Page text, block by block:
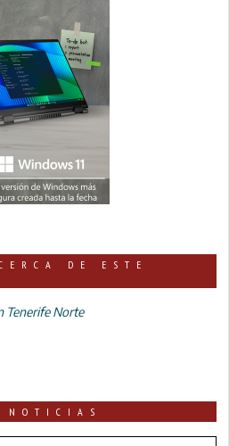
DE ESTE
Tenerife Norte
NOTICIAS